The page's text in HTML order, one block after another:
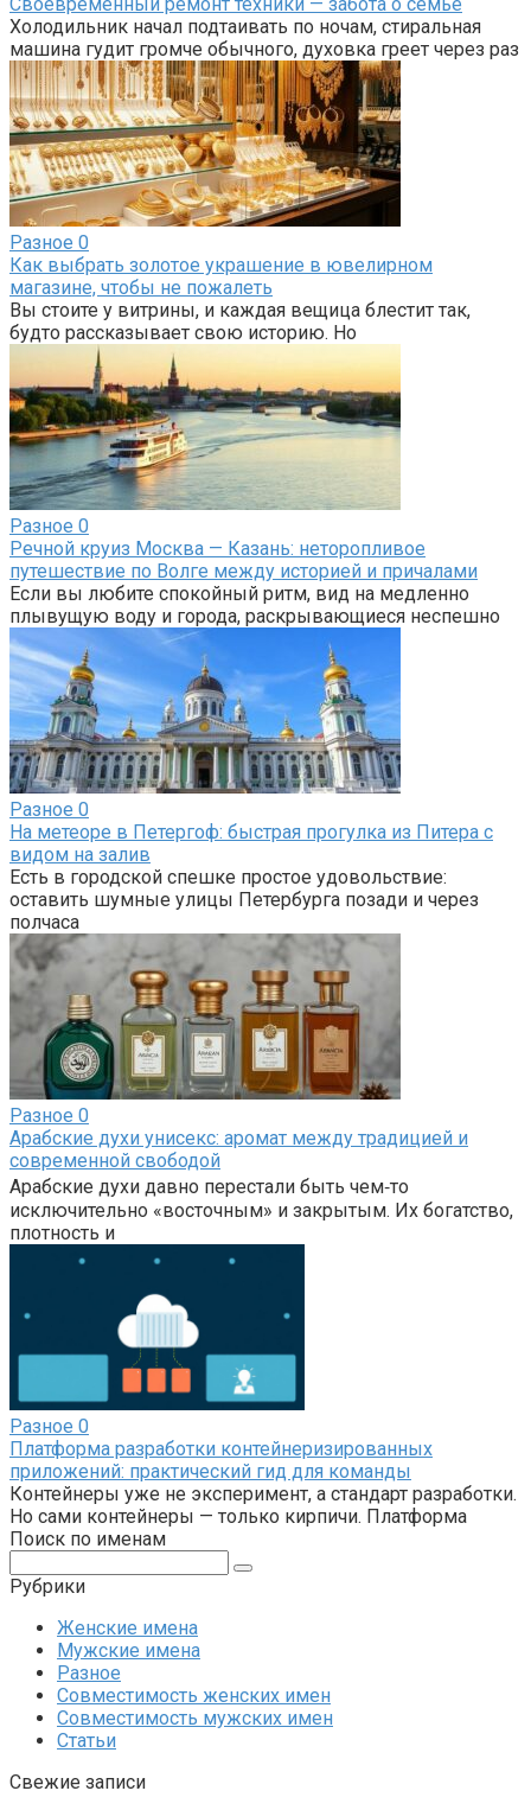
Холодильник начал подтаивать по ночам, стиральная
машина гудит громче обычного, духовка греет через раз
Разное 0
Как выбрать золотое украшение в ювелирном
магазине, чтобы не пожалеть
Вы стоите у витрины, и каждая вещица блестит так,
будто рассказывает свою историю. Но
Разное 0
Речной круиз Москва — Казань: неторопливое
путешествие по Волге между историей и причалами
Если вы любите спокойный ритм, вид на медленно
плывущую воду и города, раскрывающиеся неспешно
Разное 0
На метеоре в Петергоф: быстрая прогулка из Питера с
видом на залив
Есть в городской спешке простое удовольствие:
оставить шумные улицы Петербурга позади и через
полчаса
Разное 0
Арабские духи унисекс: аромат между традицией и
современной свободой
Арабские духи давно перестали быть чем‑то
исключительно «восточным» и закрытым. Их богатство,
плотность и
Разное 0
Платформа разработки контейнеризированных
приложений: практический гид для команды
Контейнеры уже не эксперимент, а стандарт разработки.
Но сами контейнеры — только кирпичи. Платформа
Поиск по именам
Рубрики
Женские имена
Мужские имена
Разное
Совместимость женских имен
Совместимость мужских имен
Статьи
Свежие записи